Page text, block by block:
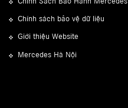
Chính Sách Bảo Hành Mercedes
Chính sách bảo vệ dữ liệu
Giới thiệu Website
Mercedes Hà Nội